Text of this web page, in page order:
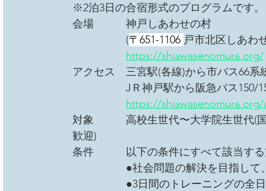
※2泊3日の合宿形式のプログラムです
会場　　　神戸しあわせの村
(〒651-1106 戸市北区しあわ
https://shiawasenomura.org/
アクセス　三宮駅(各線)から市バス66
JＲ神戸駅から阪急バス150/
https://
対象　　　高校生世代〜大学院生世代(
歓迎)
条件　　　以下の条件にすべて該当す
●社会問題の解決を目指して、行
●3日間のトレーニングの全日程